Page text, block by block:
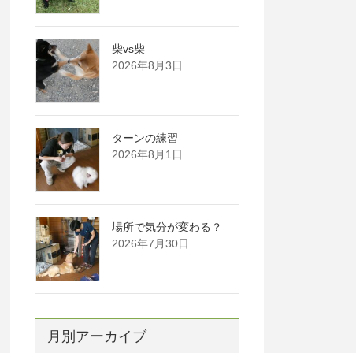
柴vs柴
2026年8月3日
ターンの練習
2026年8月1日
場所で気分が変わる？
2026年7月30日
月別アーカイブ